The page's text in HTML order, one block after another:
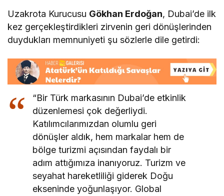
Uzakrota Kurucusu Gökhan Erdoğan, Dubai’de ilk
kez gerçekleştirdikleri zirvenin geri dönüşlerinden
duydukları memnuniyeti şu sözlerle dile getirdi:
“Bir Türk markasının Dubai’de etkinlik
düzenlemesi çok değerliydi.
Katılımcılarımızdan olumlu geri
dönüşler aldık, hem markalar hem de
bölge turizmi açısından faydalı bir
adım attığımıza inanıyoruz. Turizm ve
seyahat hareketliliği giderek Doğu
ekseninde yoğunlaşıyor. Global